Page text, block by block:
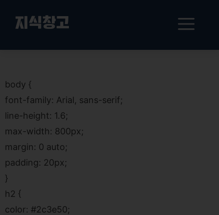
뛰
지식창고
메
뉴
body {
font-family: Arial, sans-serif;
line-height: 1.6;
max-width: 800px;
margin: 0 auto;
padding: 20px;
}
h2 {
color: #2c3e50;